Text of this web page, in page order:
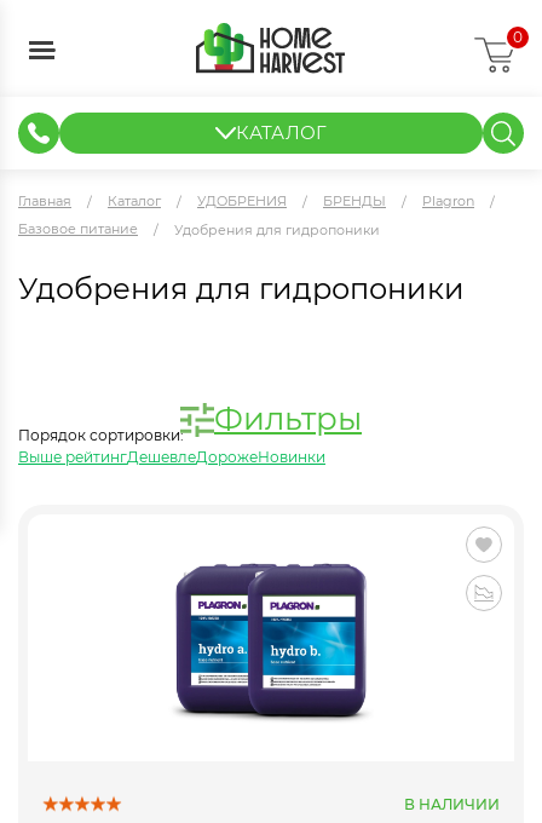
0
КАТАЛОГ
Главная Каталог УДОБРЕНИЯ БРЕНДЫ
Plagron
Базовое питание
Удобрения для гидропоники
Удобрения для гидропоники
Фильтры
Порядок сортировки:
Выше рейтингДешевлеДорожеНовинки
В НАЛИЧИИ